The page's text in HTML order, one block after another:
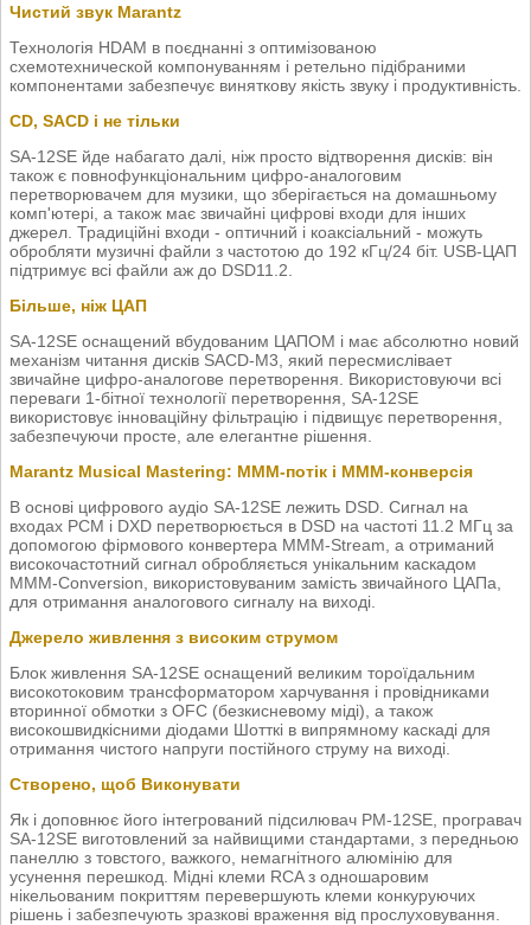
Чистий звук Marantz
Технологія HDAM в поєднанні з оптимізованою
схемотехнической компонуванням і ретельно підібраними
компонентами забезпечує виняткову якість звуку і продуктивність.
CD, SACD і не тільки
SA-12SE йде набагато далі, ніж просто відтворення дисків: він
також є повнофункціональним цифро-аналоговим
перетворювачем для музики, що зберігається на домашньому
комп'ютері, а також має звичайні цифрові входи для інших
джерел. Традиційні входи - оптичний і коаксіальний - можуть
обробляти музичні файли з частотою до 192 кГц/24 біт. USB-ЦАП
підтримує всі файли аж до DSD11.2.
Більше, ніж ЦАП
SA-12SE оснащений вбудованим ЦАПОМ і має абсолютно новий
механізм читання дисків SACD-M3, який пересмислівает
звичайне цифро-аналогове перетворення. Використовуючи всі
переваги 1-бітної технології перетворення, SA-12SE
використовує інноваційну фільтрацію і підвищує перетворення,
забезпечуючи просте, але елегантне рішення.
Marantz Musical Mastering: МММ-потік і МММ-конверсія
В основі цифрового аудіо SA-12SE лежить DSD. Сигнал на
входах PCM і DXD перетворюється в DSD на частоті 11.2 МГц за
допомогою фірмового конвертера MMM-Stream, а отриманий
високочастотний сигнал обробляється унікальним каскадом
MMM-Conversion, використовуваним замість звичайного ЦАПа,
для отримання аналогового сигналу на виході.
Джерело живлення з високим струмом
Блок живлення SA-12SE оснащений великим тороїдальним
високотоковим трансформатором харчування і провідниками
вторинної обмотки з OFC (безкисневому міді), а також
високошвидкісними діодами Шотткі в випрямному каскаді для
отримання чистого напруги постійного струму на виході.
Створено, щоб Виконувати
Як і доповнює його інтегрований підсилювач PM-12SE, програвач
SA-12SE виготовлений за найвищими стандартами, з передньою
панеллю з товстого, важкого, немагнітного алюмінію для
усунення перешкод. Мідні клеми RCA з одношаровим
нікельованим покриттям перевершують клеми конкуруючих
рішень і забезпечують зразкові враження від прослуховування.